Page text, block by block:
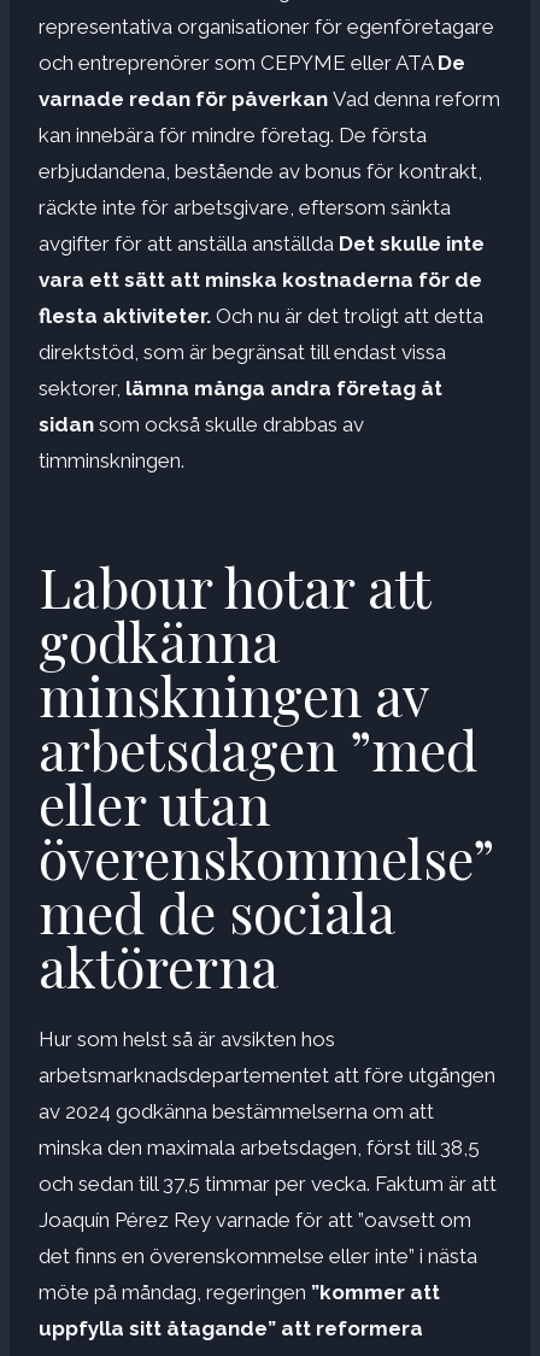
representativa organisationer för egenföretagare
och entreprenörer som CEPYME eller ATA De
varnade redan för påverkan Vad denna reform
kan innebära för mindre företag. De första
erbjudandena, bestående av bonus för kontrakt,
räckte inte för arbetsgivare, eftersom sänkta
avgifter för att anställa anställda Det skulle inte
vara ett sätt att minska kostnaderna för de
flesta aktiviteter. Och nu är det troligt att detta
direktstöd, som är begränsat till endast vissa
sektorer, lämna många andra företag åt
sidan som också skulle drabbas av
timminskningen.
Labour hotar att
godkänna
minskningen av
arbetsdagen ”med
eller utan
överenskommelse”
med de sociala
aktörerna
Hur som helst så är avsikten hos
arbetsmarknadsdepartementet att före utgången
av 2024 godkänna bestämmelserna om att
minska den maximala arbetsdagen, först till 38,5
och sedan till 37,5 timmar per vecka. Faktum är att
Joaquín Pérez Rey varnade för att ”oavsett om
det finns en överenskommelse eller inte” i nästa
möte på måndag, regeringen ”kommer att
uppfylla sitt åtagande” att reformera